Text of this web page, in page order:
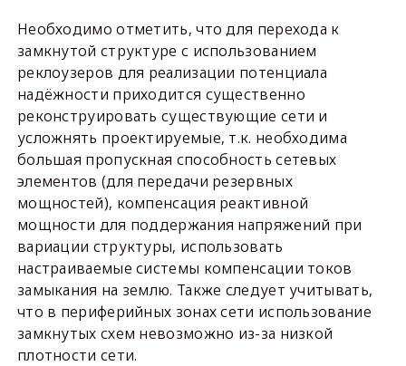
Необходимо отметить, что для перехода к
замкнутой структуре с использованием
реклоузеров для реализации потенциала
надёжности приходится существенно
реконструировать существующие сети и
усложнять проектируемые, т.к. необходима
большая пропускная способность сетевых
элементов (для передачи резервных
мощностей), компенсация реактивной
мощности для поддержания напряжений при
вариации структуры, использовать
настраиваемые системы компенсации токов
замыкания на землю. Также следует учитывать,
что в периферийных зонах сети использование
замкнутых схем невозможно из-за низкой
плотности сети.